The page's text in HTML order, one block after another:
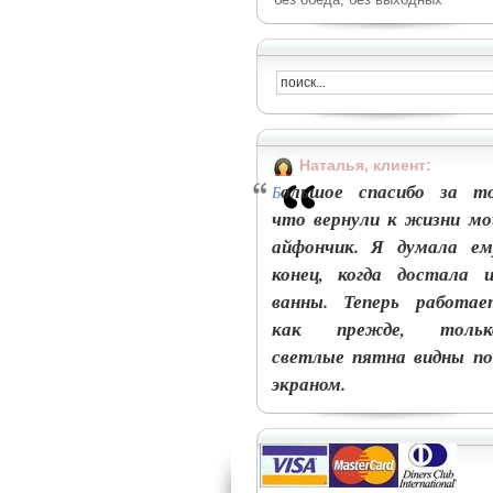
Наталья, клиент:
Большое спасибо за
что вернули к жизни
айфончик. Я думала
конец, когда достала
ванны. Теперь
как прежде,
светлые пятна видны
экраном.